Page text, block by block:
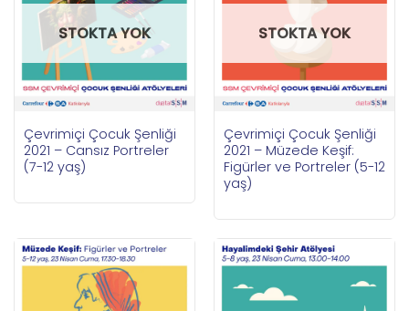
STOKTA YOK
Çevrimiçi Çocuk Şenliği
2021 – Cansız Portreler
(7-12 yaş)
STOKTA YOK
Çevrimiçi Çocuk Şenliği
2021 – Müzede Keşif:
Figürler ve Portreler (5-12
yaş)